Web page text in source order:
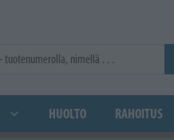
HUOLTO RAHOITUS